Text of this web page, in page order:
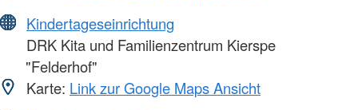
Kindertageseinrichtung
DRK Kita und Familienzentrum Kierspe
"Felderhof"
Karte: Link zur Google Maps Ansicht